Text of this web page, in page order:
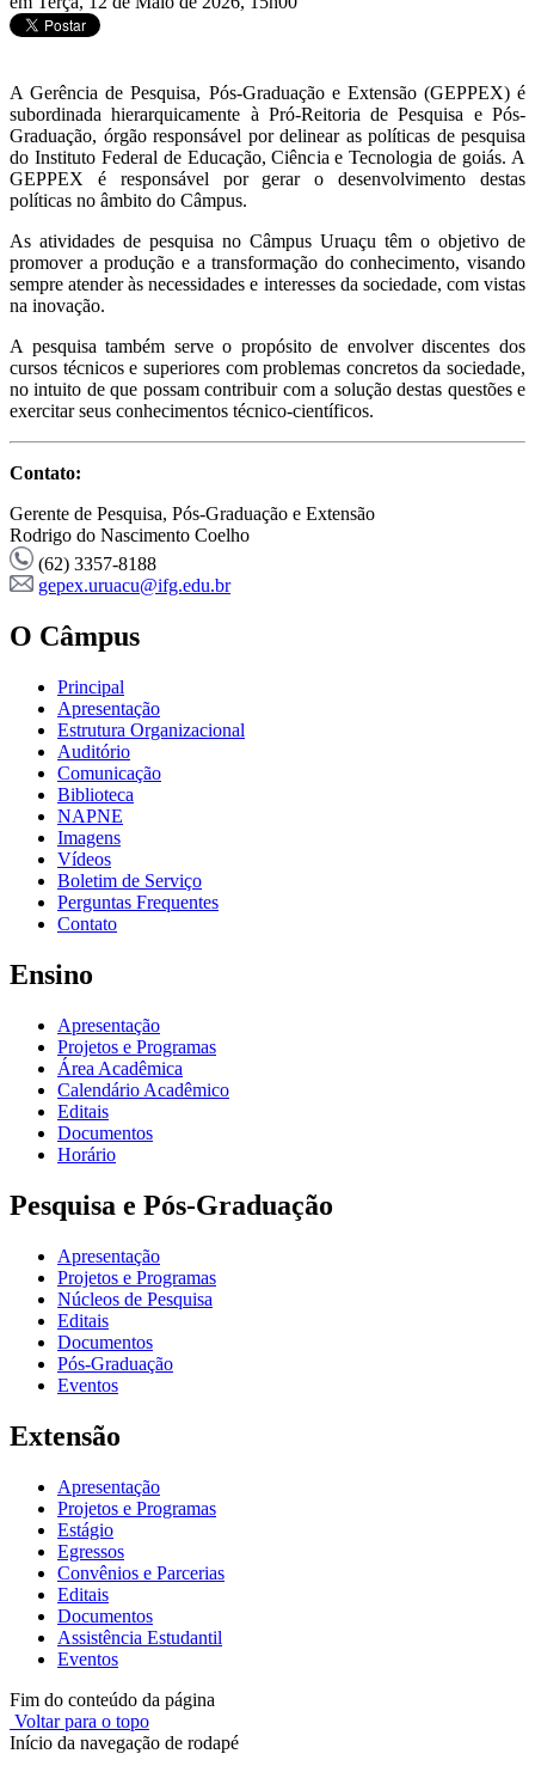
A Gerência de Pesquisa, Pós-Graduação e Extensão (GEPPEX) é
subordinada hierarquicamente à Pró-Reitoria de Pesquisa e Pós-
Graduação, órgão responsável por delinear as políticas de pesquisa
do Instituto Federal de Educação, Ciência e Tecnologia de goiás. A
GEPPEX é responsável por gerar o desenvolvimento destas
políticas no âmbito do Câmpus.
As atividades de pesquisa no Câmpus Uruaçu têm o objetivo de
promover a produção e a transformação do conhecimento, visando
sempre atender às necessidades e interesses da sociedade, com vistas
na inovação.
A pesquisa também serve o propósito de envolver discentes dos
cursos técnicos e superiores com problemas concretos da sociedade,
no intuito de que possam contribuir com a solução destas questões e
exercitar seus conhecimentos técnico-científicos.
Contato:
Gerente de Pesquisa, Pós-Graduação e Extensão
Rodrigo do Nascimento Coelho
(62) 3357-8188
gepex.uruacu@ifg.edu.br
O Câmpus
Principal
Apresentação
Estrutura Organizacional
Auditório
Comunicação
Biblioteca
NAPNE
Imagens
Vídeos
Boletim de Serviço
Perguntas Frequentes
Contato
Ensino
Apresentação
Projetos e Programas
Área Acadêmica
Calendário Acadêmico
Editais
Documentos
Horário
Pesquisa e Pós-Graduação
Apresentação
Projetos e Programas
Núcleos de Pesquisa
Editais
Documentos
Pós-Graduação
Eventos
Extensão
Apresentação
Projetos e Programas
Estágio
Egressos
Convênios e Parcerias
Editais
Documentos
Assistência Estudantil
Eventos
Fim do conteúdo da página
Voltar para o topo
Início da navegação de rodapé